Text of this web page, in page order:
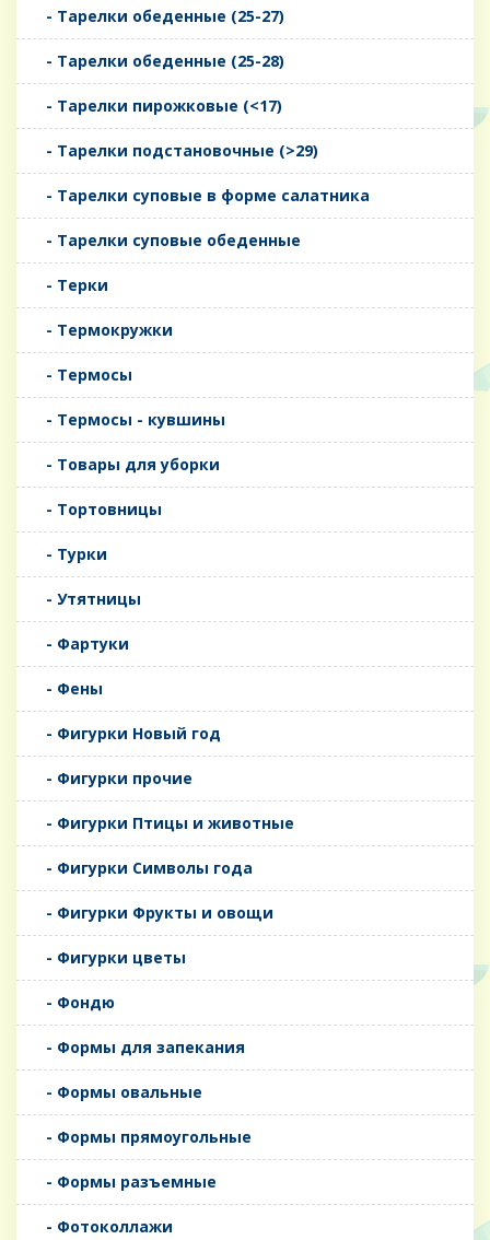
- Тарелки обеденные (25-27)
- Тарелки обеденные (25-28)
- Тарелки пирожковые (<17)
- Тарелки подстановочные (>29)
- Тарелки суповые в форме салатника
- Тарелки суповые обеденные
- Терки
- Термокружки
- Термосы
- Термосы - кувшины
- Товары для уборки
- Тортовницы
- Турки
- Утятницы
- Фартуки
- Фены
- Фигурки Новый год
- Фигурки прочие
- Фигурки Птицы и животные
- Фигурки Символы года
- Фигурки Фрукты и овощи
- Фигурки цветы
- Фондю
- Формы для запекания
- Формы овальные
- Формы прямоугольные
- Формы разъемные
- Фотоколлажи